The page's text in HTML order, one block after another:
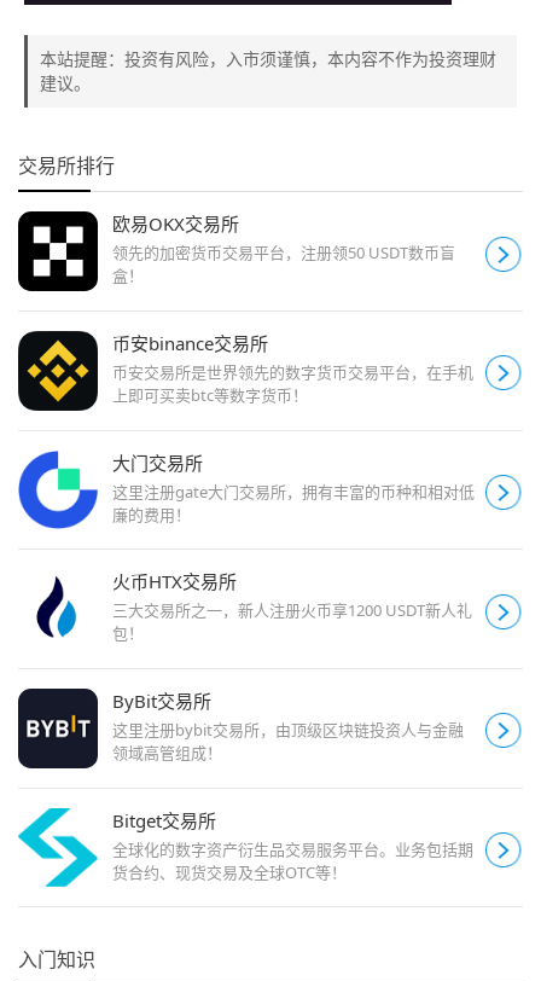
本站提醒：投资有风险，入市须谨慎，本内容不作为投资理财
建议。
交易所排行
欧易OKX交易所
领先的加密货币交易平台，注册领50 USDT数币盲
盒！
币安binance交易所
币安交易所是世界领先的数字货币交易平台，在手机
上即可买卖btc等数字货币！
大门交易所
这里注册gate大门交易所，拥有丰富的币种和相对低
廉的费用！
火币HTX交易所
三大交易所之一，新人注册火币享1200 USDT新人礼
包！
ByBit交易所
这里注册bybit交易所，由顶级区块链投资人与金融
领域高管组成！
Bitget交易所
全球化的数字资产衍生品交易服务平台。业务包括期
货合约、现货交易及全球OTC等！
入门知识